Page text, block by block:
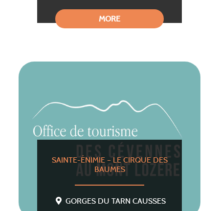
MORE
SAINTE-ÉNIMIE – LE CIRQUE DES
BAUMES
GORGES DU TARN CAUSSES